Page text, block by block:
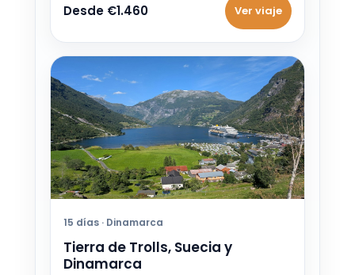
3 OCT - 10 OCT 2026
4 OCT - 11 OCT 2026
5 OCT - 12 OCT 2026
Desde €699
6 OCT - 13 OCT 2026
Desde €699
7 OCT - 14 OCT 2026
Desde €699
Desde €1.460 Ver viaje
15 días · Dinamarca
Tierra de Trolls, Suecia y
Dinamarca